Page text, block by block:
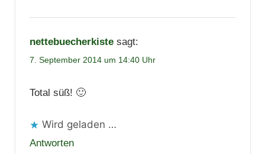
nettebuecherkiste sagt:
7. September 2014 um 14:40 Uhr
Total süß! 🙂
Wird geladen …
Antworten